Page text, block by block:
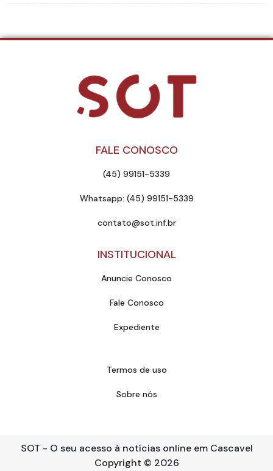
FALE CONOSCO
(45) 99151-5339
Whatsapp: (45) 99151-5339
contato@sot.inf.br
INSTITUCIONAL
Anuncie Conosco
Fale Conosco
Expediente
Termos de uso
Sobre nós
SOT - O seu acesso à notícias online em Cascavel
Copyright © 2026